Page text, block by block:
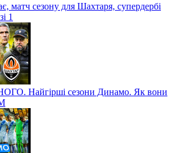
матч сезону для Шахтаря, супердербі
1
Найгірші сезони Динамо. Як вони